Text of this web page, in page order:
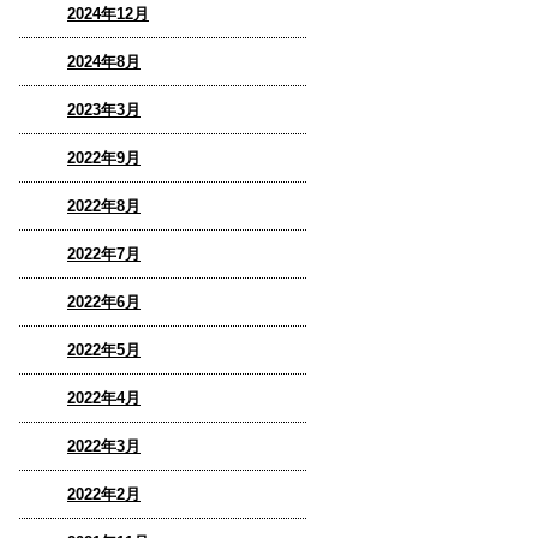
2024年12月
2024年8月
2023年3月
2022年9月
2022年8月
2022年7月
2022年6月
2022年5月
2022年4月
2022年3月
2022年2月